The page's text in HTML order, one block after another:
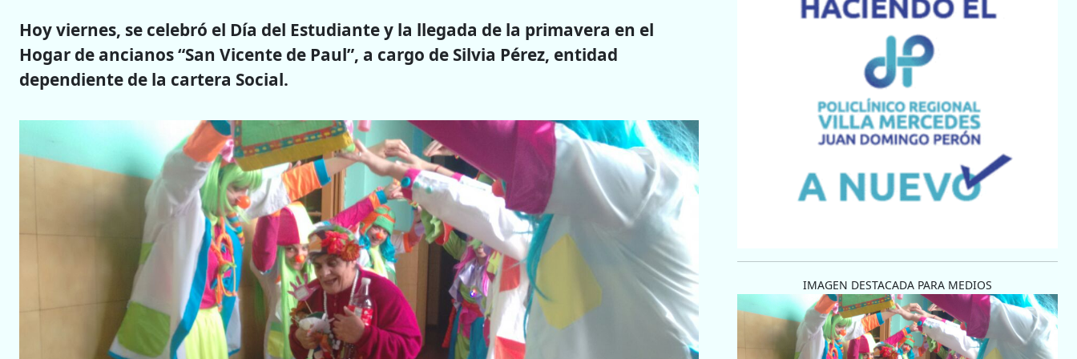
Hoy viernes, se celebró el Día del Estudiante y la llegada de la primavera en el
Hogar de ancianos “San Vicente de Paul”, a cargo de Silvia Pérez, entidad
dependiente de la cartera Social.
IMAGEN DESTACADA PARA MEDIOS